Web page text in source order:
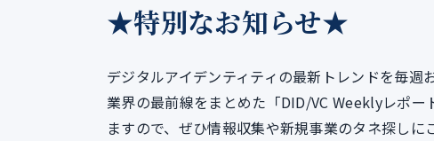
★特別なお知らせ★
デジタルアイデンティティの最新トレンドを毎週
業界の最前線をまとめた「DID/VC Weeklyレポー
ますので、ぜひ情報収集や新規事業のタネ探しに